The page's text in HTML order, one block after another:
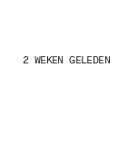
2 WEKEN GELEDEN